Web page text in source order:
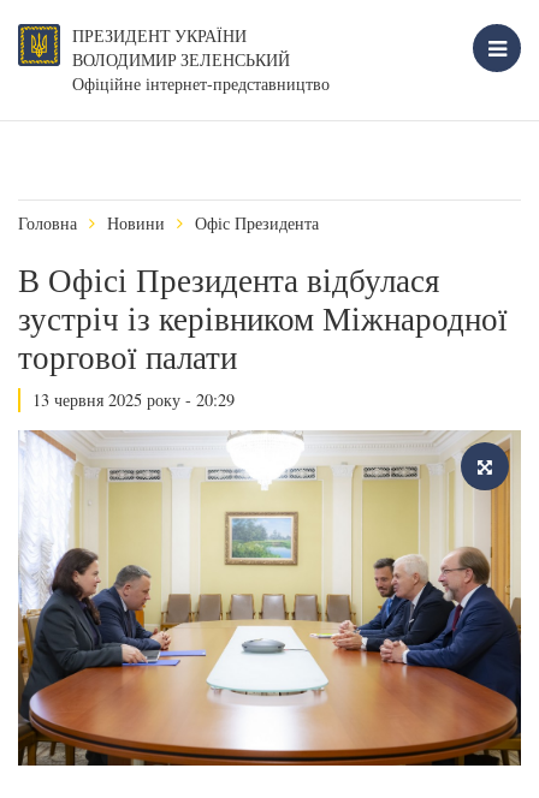
ПРЕЗИДЕНТ УКРАЇНИ
ВОЛОДИМИР ЗЕЛЕНСЬКИЙ
Офіційне інтернет-представництво
Головна Новини Офіс Президента
В Офісі Президента відбулася
зустріч із керівником Міжнародної
торгової палати
13 червня 2025 року - 20:29